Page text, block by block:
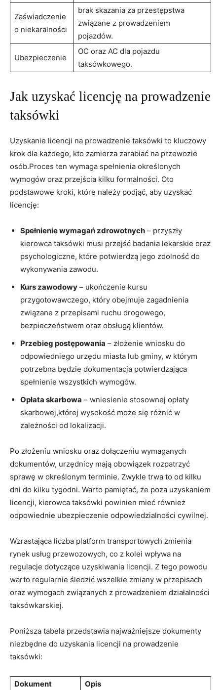
Zaświadczenie
o niekaralności
brak skazania za przestępstwa
związane z prowadzeniem
pojazdów.
Ubezpieczenie
OC oraz AC dla pojazdu
taksówkowego.
Jak uzyskać licencję na prowadzenie
taksówki
Uzyskanie licencji na prowadzenie taksówki to kluczowy
krok dla każdego, kto zamierza zarabiać na przewozie
osób.Proces ten wymaga spełnienia określonych
wymogów oraz przejścia kilku formalności. Oto
podstawowe kroki, które należy podjąć, aby uzyskać
licencję:
Spełnienie wymagań zdrowotnych – przyszły
kierowca taksówki musi przejść badania lekarskie oraz
psychologiczne, które potwierdzą jego zdolność do
wykonywania zawodu.
Kurs zawodowy – ukończenie kursu
przygotowawczego, który obejmuje zagadnienia
związane z przepisami ruchu drogowego,
bezpieczeństwem oraz obsługą klientów.
Przebieg postępowania – złożenie wniosku do
odpowiedniego urzędu miasta lub gminy, w którym
potrzebna będzie dokumentacja potwierdzająca
spełnienie wszystkich wymogów.
Opłata skarbowa – wniesienie stosownej opłaty
skarbowej,której wysokość może się różnić w
zależności od lokalizacji.
Po złożeniu wniosku oraz dołączeniu wymaganych
dokumentów, urzędnicy mają obowiązek rozpatrzyć
sprawę w określonym terminie. Zwykle trwa to od kilku
dni do kilku tygodni. Warto pamiętać, że poza uzyskaniem
licencji, kierowca taksówki powinien mieć również
odpowiednie ubezpieczenie odpowiedzialności cywilnej.
Wzrastająca liczba platform transportowych zmienia
rynek usług przewozowych, co z kolei wpływa na
regulacje dotyczące uzyskiwania licencji. Z tego powodu
warto regularnie śledzić wszelkie zmiany w przepisach
oraz wymogach związanych z prowadzeniem działalności
taksówkarskiej.
Poniższa tabela przedstawia najważniejsze dokumenty
niezbędne do uzyskania licencji na prowadzenie
taksówki:
Dokument
Opis